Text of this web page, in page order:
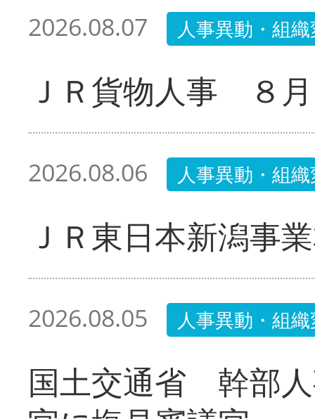
2026.08.07 人事異動・組
ＪＲ貨物人事 ８
2026.08.06 人事異動・組
ＪＲ東日本新潟事
2026.08.05 人事異動・組
国土交通省 幹部